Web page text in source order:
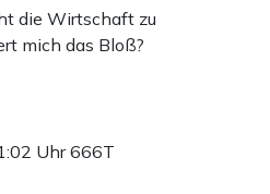
die Wirtschaft zu
mich das Bloß?
Uhr666T